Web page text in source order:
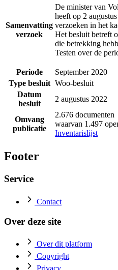
Samenvatting
verzoek
De minister van
heeft op 2
verzoeken in het
Het besluit betreft
die betrekking
Testen over de
Periode
September 2020
Type besluit Woo-besluit
Datum
besluit
2 augustus 2022
Omvang
publicatie
2.676 documenten
waarvan 1.497
Inventarislijst
Footer
Service
Contact
Over deze site
Over dit platform
Copyright